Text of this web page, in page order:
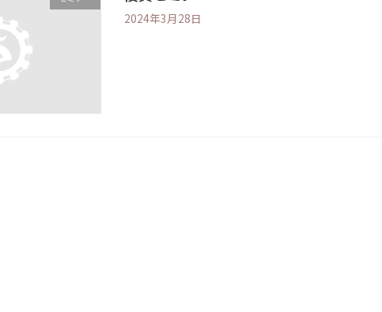
2024年3月28日